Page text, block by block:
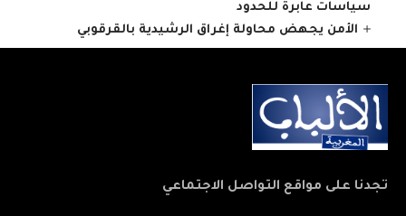
سياسات عابرة للحدود
الأمن يجهض محاولة إغراق الرشيدية بالقرقوبي
تجدنا على مواقع التواصل الاجتماعي